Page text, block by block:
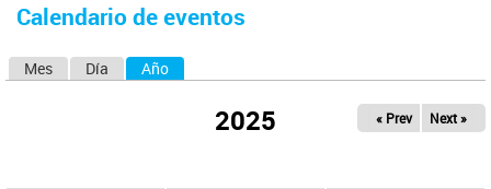
usted
Calendario de eventos
Mes Día Año
2025 « Prev Next »